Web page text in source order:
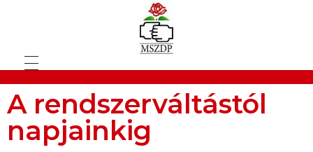
A rendszerváltástól
napjainkig